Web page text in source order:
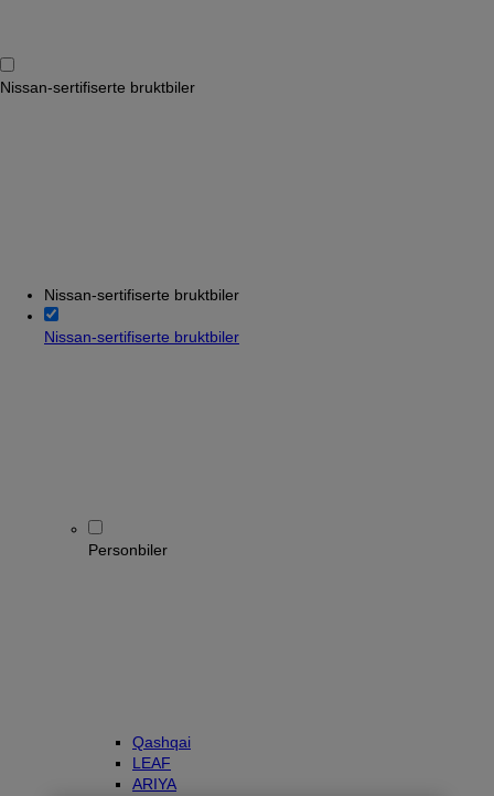
Nissan-sertifiserte bruktbiler
Nissan-sertifiserte bruktbiler
Nissan-sertifiserte bruktbiler
Personbiler
Qashqai
LEAF
ARIYA